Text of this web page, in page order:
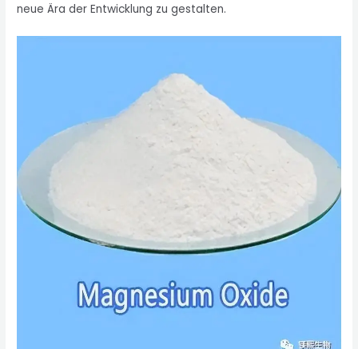
neue Ära der Entwicklung zu gestalten.